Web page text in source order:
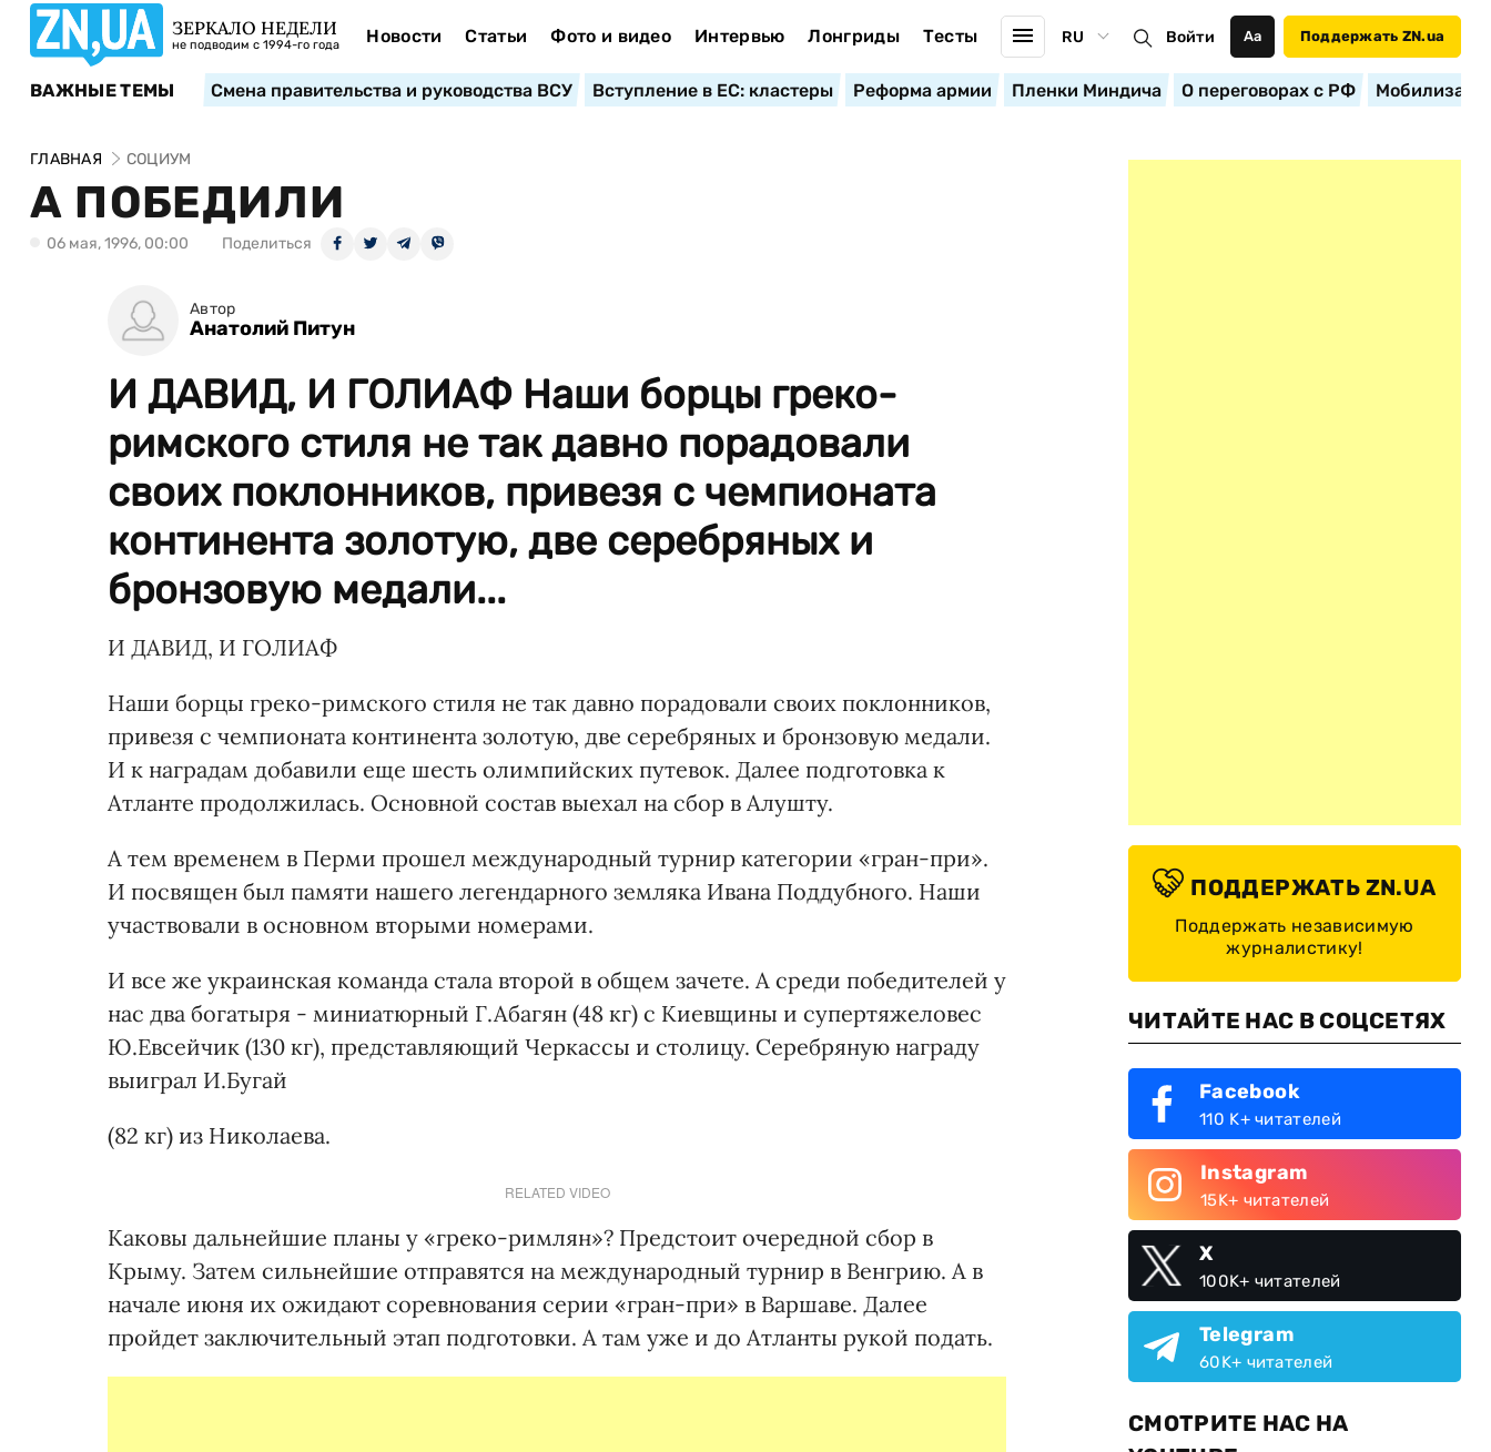
ЗЕРКАЛО НЕДЕЛИ
не подводим с 1994-го года Новости Статьи Фото и видео Интервью Лонгриды Тесты RU Войти Аа Поддержать ZN.ua
ВАЖНЫЕ ТЕМЫ Смена правительства и руководства ВСУ Вступление в ЕС: кластеры Реформа армии Пленки Миндича О переговорах с РФ
ГЛАВНАЯ СОЦИУМ
А ПОБЕДИЛИ
06 мая, 1996, 00:00 Поделиться
Автор
Анатолий Питун
И ДАВИД, И ГОЛИАФ Наши борцы греко-
римского стиля не так давно порадовали
своих поклонников, привезя с чемпионата
континента золотую, две серебряных и
бронзовую медали...
И ДАВИД, И ГОЛИАФ
Наши борцы греко-римского стиля не так давно порадовали своих поклонников,
привезя с чемпионата континента золотую, две серебряных и бронзовую медали.
И к наградам добавили еще шесть олимпийских путевок. Далее подготовка к
Атланте продолжилась. Основной состав выехал на сбор в Алушту.
А тем временем в Перми прошел международный турнир категории «гран-при».
И посвящен был памяти нашего легендарного земляка Ивана Поддубного. Наши
участвовали в основном вторыми номерами.
И все же украинская команда стала второй в общем зачете. А среди победителей у
нас два богатыря - миниатюрный Г.Абагян (48 кг) с Киевщины и супертяжеловес
Ю.Евсейчик (130 кг), представляющий Черкассы и столицу. Серебряную награду
выиграл И.Бугай
(82 кг) из Николаева.
RELATED VIDEO
Каковы дальнейшие планы у «греко-римлян»? Предстоит очередной сбор в
Крыму. Затем сильнейшие отправятся на международный турнир в Венгрию. А в
начале июня их ожидают соревнования серии «гран-при» в Варшаве. Далее
пройдет заключительный этап подготовки. А там уже и до Атланты рукой подать.
ПОДДЕРЖАТЬ ZN.UA
Поддержать независимую
журналистику!
ЧИТАЙТЕ НАС В СОЦСЕТЯХ
Facebook
110 K+ читателей
Instagram
15K+ читателей
X
100K+ читателей
Telegram
60K+ читателей
СМОТРИТЕ НАС НА